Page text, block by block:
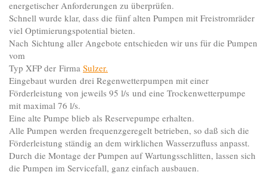
energetischer Anforderungen zu überprüfen.
Schnell wurde klar, dass die fünf alten Pumpen mit Freistromräder
viel Optimierungspotential bieten.
Nach Sichtung aller Angebote entschieden wir uns für die Pumpen
vom
Typ XFP der Firma Sulzer.
Eingebaut wurden drei Regenwetterpumpen mit einer
Förderleistung von jeweils 95 l/s und eine Trockenwetterpumpe
mit maximal 76 l/s.
Eine alte Pumpe blieb als Reservepumpe erhalten.
Alle Pumpen werden frequenzgeregelt betrieben, so daß sich die
Förderleistung ständig an dem wirklichen Wasserzufluss anpasst.
Durch die Montage der Pumpen auf Wartungsschlitten, lassen sich
die Pumpen im Servicefall, ganz einfach ausbauen.